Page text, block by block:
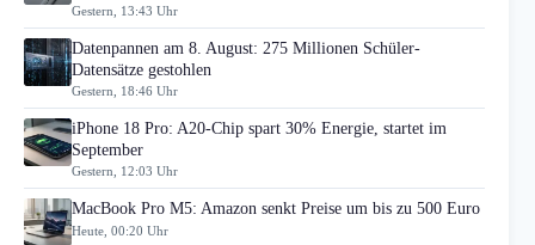
Gestern, 13:43 Uhr
Datenpannen am 8. August: 275 Millionen Schüler-
Datensätze gestohlen
Gestern, 18:46 Uhr
iPhone 18 Pro: A20-Chip spart 30% Energie, startet im
September
Gestern, 12:03 Uhr
MacBook Pro M5: Amazon senkt Preise um bis zu 500 Euro
Heute, 00:20 Uhr